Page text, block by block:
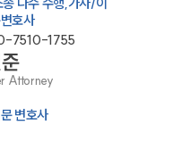
호사
7510-1755
Attorney
변호사